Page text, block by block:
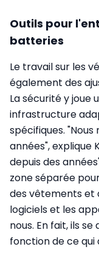
Outils pour
batteries
Le travail sur les
également des
La sécurité y joue
infrastructure
spécifiques.
années", explique
depuis des
zone séparée
des vêtements et
logiciels et les
nous. En fait, ils
fonction de ce qui